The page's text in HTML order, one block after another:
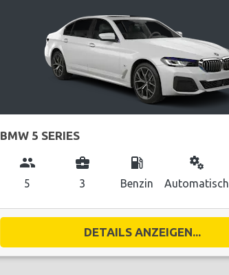
BMW 5 SERIES
group
5
business_center
3
local_gas_station
Benzin
miscellaneous_services
Automatisch
DETAILS ANZEIGEN...